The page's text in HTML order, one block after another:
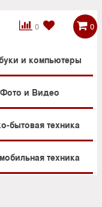
0

 0
и компьютеры
Фото и Видео
бытовая техника
техника